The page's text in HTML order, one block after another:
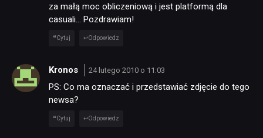
za małą moc obliczeniową i jest platformą dla
casuali… Pozdrawiam!
Cytuj Odpowiedz
Kronos 24 lutego 2010 o 11:03
PS: Co ma oznaczać i przedstawiać zdjęcie do tego
newsa?
Cytuj Odpowiedz